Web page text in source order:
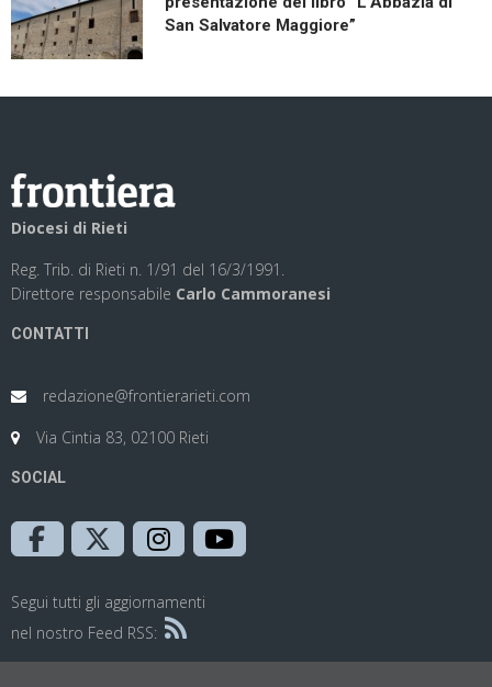
San Salvatore Maggiore”
Diocesi di Rieti
Reg. Trib. di Rieti n. 1/91 del 16/3/1991.
Direttore responsabile Carlo Cammoranesi
CONTATTI
redazione@frontierarieti.com
Via Cintia 83, 02100 Rieti
SOCIAL
Segui tutti gli aggiornamenti
nel nostro Feed RSS: